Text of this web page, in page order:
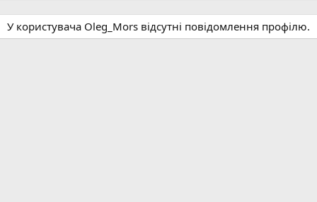
У користувача Oleg_Mors відсутні повідомлення профілю.